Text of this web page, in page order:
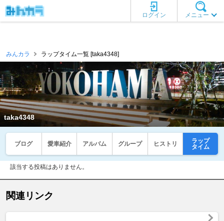
メニュー
ログイン
みんカラ ラップタイム一覧 [taka4348]
taka4348
ブログ 愛車紹介 アルバム グループ ヒストリ
ラップ
タイム
該当する投稿はありません。
関連リンク